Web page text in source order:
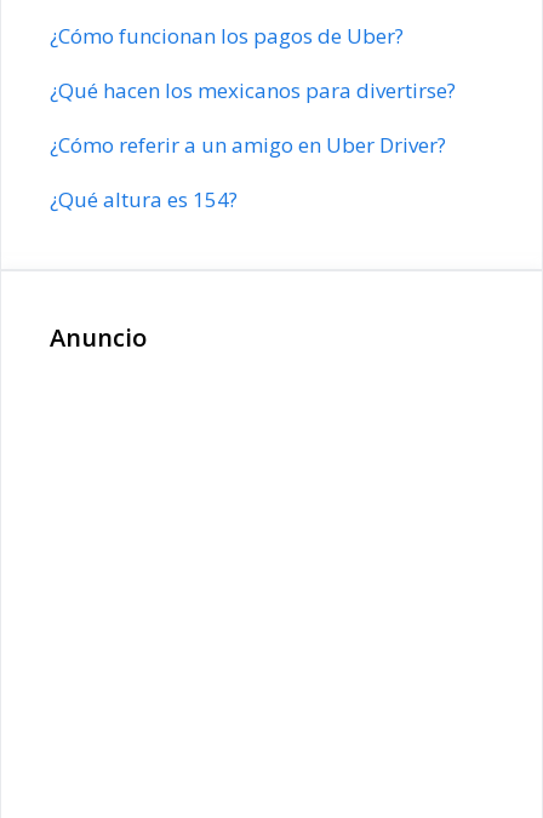
¿Cómo funcionan los pagos de Uber?
¿Qué hacen los mexicanos para divertirse?
¿Cómo referir a un amigo en Uber Driver?
¿Qué altura es 154?
Anuncio